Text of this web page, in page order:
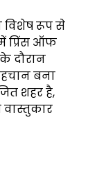
विशेष रूप से
प्रिंस ऑफ
दौरान
बना
शहर है,